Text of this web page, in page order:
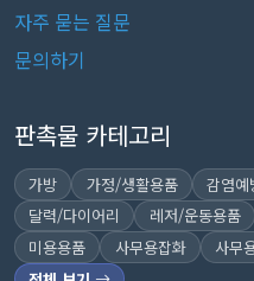
자주 묻는 질문
문의하기
판촉물 카테고리
가방 가정/생활용품 감염예
달력/다이어리
레저/운동용품
미용용품
사무용잡화 사무